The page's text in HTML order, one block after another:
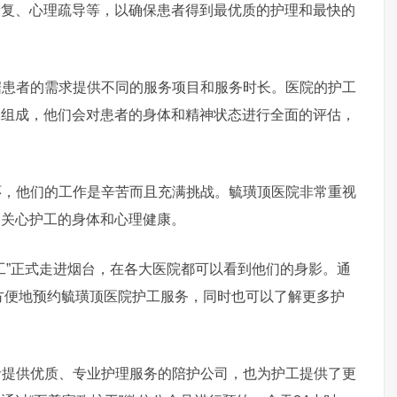
、心理疏导等，以确保患者得到最优质的护理和最快的
的需求提供不同的服务项目和服务时长。医院的护工
成，他们会对患者的身体和精神状态进行全面的评估，
们的工作是辛苦而且充满挑战。毓璜顶医院非常重视
心护工的身体和心理健康。
式走进烟台，在各大医院都可以看到他们的身影。通
地预约毓璜顶医院护工服务，同时也可以了解更多护
优质、专业护理服务的陪护公司，也为护工提供了更